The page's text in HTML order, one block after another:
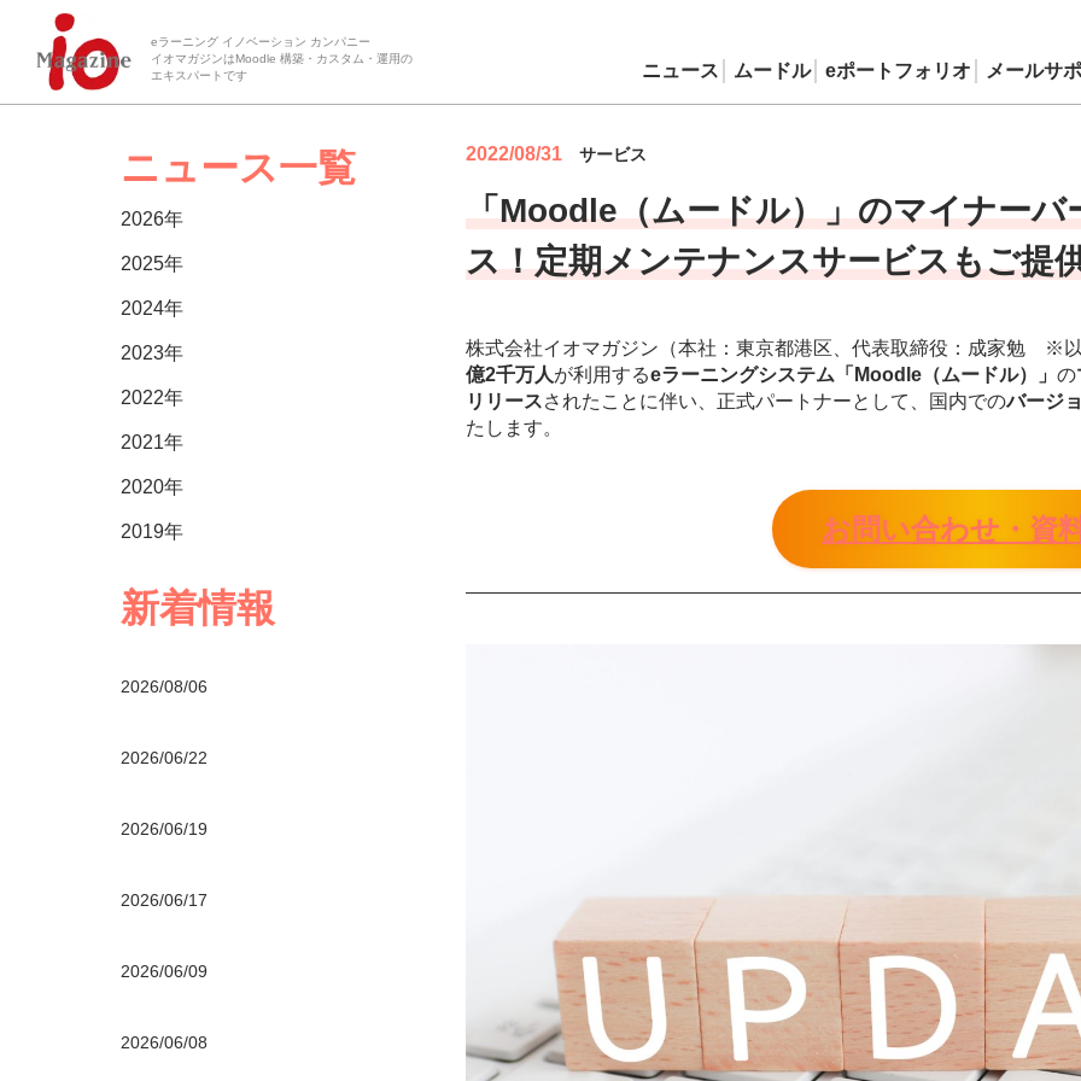
eラーニング イノベーション カンパニー
イオマガジンはMoodle 構築・カスタム・運用の
エキスパートです
ニュース ムードル eポートフォリオ メールサ
ニュース一覧
2026年
2025年
2024年
2023年
2022年
2021年
2020年
2019年
新着情報
2026/08/06
2026/06/22
2026/06/19
2026/06/17
2026/06/09
2026/06/08
2022/08/31 サービス
「Moodle（ムードル）」のマイナー
ス！定期メンテナンスサービスもご提
株式会社イオマガジン（本社：東京都港区、代表取締役：成家勉 ※
億2千万人が利用するeラーニングシステム「Moodle（ムードル）」 の
リリースされたことに伴い、正式パートナーとして、国内でのバージ
たします。
お問い合わせ・資